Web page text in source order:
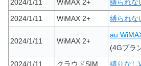
2024/1/11
WiMAX 2+
縛られな
2024/1/11
WiMAX 2+ 縛られな
2024/1/11 WiMAX 2+
au
(4Gプラ
2024/1/11
クラウドSIM 縛りなし